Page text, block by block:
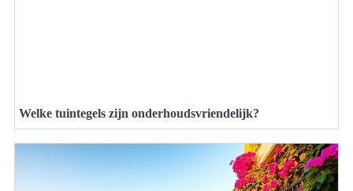
Welke tuintegels zijn onderhoudsvriendelijk?